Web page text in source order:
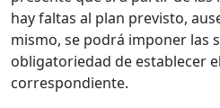
hay faltas al plan previsto,
mismo, se podrá imponer las
obligatoriedad de establecer
correspondiente.